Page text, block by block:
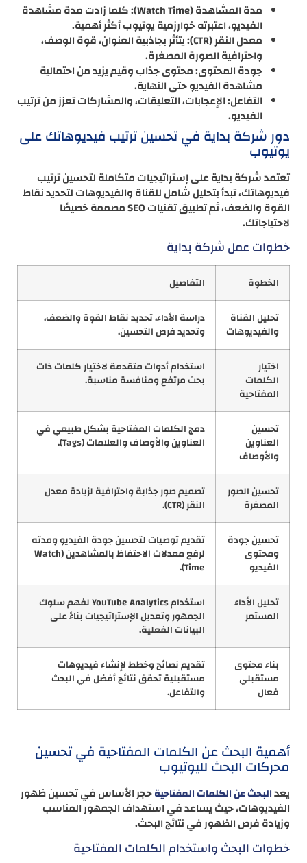
مدة المشاهدة (Watch Time): كلما زادت مدة مشاهدة
الفيديو، اعتبرته خوارزمية يوتيوب أكثر أهمية.
معدل النقر (CTR): يتأثر بجاذبية العنوان، قوة الوصف،
واحترافية الصورة المصغرة.
جودة المحتوى: محتوى جذاب وقيم يزيد من احتمالية
مشاهدة الفيديو حتى النهاية.
التفاعل: الإعجابات، التعليقات، والمشاركات تعزز من ترتيب
الفيديو.
دور شركة بداية في تحسين ترتيب فيديوهاتك على
يوتيوب
تعتمد شركة بداية على إستراتيجيات متكاملة لتحسين ترتيب
فيديوهاتك، تبدأ بتحليل شامل للقناة والفيديوهات لتحديد نقاط
القوة والضعف، ثم تطبيق تقنيات SEO مصممة خصيصًا
لاحتياجاتك.
خطوات عمل شركة بداية
الخطوة التفاصيل
تحليل القناة
والفيديوهات
دراسة الأداء، تحديد نقاط القوة والضعف،
وتحديد فرص التحسين.
اختيار
الكلمات
المفتاحية
استخدام أدوات متقدمة لاختيار كلمات ذات
بحث مرتفع ومنافسة مناسبة.
تحسين
العناوين
والأوصاف
دمج الكلمات المفتاحية بشكل طبيعي في
العناوين والأوصاف والعلامات (Tags).
تحسين الصور
المصغرة
تصميم صور جذابة واحترافية لزيادة معدل
النقر (CTR).
تحسين جودة
ومحتوى
الفيديو
تقديم توصيات لتحسين جودة الفيديو ومدته
لرفع معدلات الاحتفاظ بالمشاهدين (Watch
Time).
تحليل الأداء
المستمر
استخدام YouTube Analytics لفهم سلوك
الجمهور وتعديل الإستراتيجيات بناءً على
البيانات الفعلية.
بناء محتوى
مستقبلي
فعال
تقديم نصائح وخطط لإنشاء فيديوهات
مستقبلية تحقق نتائج أفضل في البحث
والتفاعل.
أهمية البحث عن الكلمات المفتاحية في تحسين
محركات البحث لليوتيوب
يعدالبحث عن الكلمات المفتاحيةحجر الأساس في تحسين ظهور
الفيديوهات، حيث يساعد في استهداف الجمهور المناسب
وزيادة فرص الظهور في نتائج البحث.
خطوات البحث واستخدام الكلمات المفتاحية